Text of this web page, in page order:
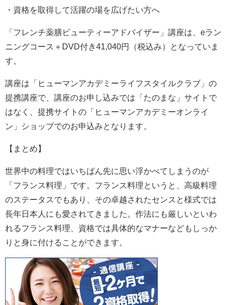
・資格を取得して活躍の場を広げたい方へ
「フレンチ薬膳ビューティーアドバイザー」講座は、eラン
ニングコース＋DVD付き41,040円（税込み）となっていま
す。
講座は「ヒューマンアカデミーライフスタイルクラブ」の
提携講座で、講座のお申し込みでは「たのまな」サイトで
はなく、提携サイトの「ヒューマンアカデミーオンライ
ン」ショップでのお申込みとなります。
【まとめ】
世界中の料理ではいちばん先に思い浮かべてしまうのが
「フランス料理」です。フランス料理というと、高級料理
のステータスでもあり、その卓越されたセンスと様式では
長年日本人にも愛されてきました。作法にも厳しいといわ
れるフランス料理、資格では具体的なマナーなどもしっか
りと身に付けることができます。